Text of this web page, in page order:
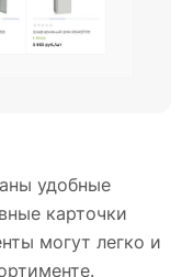
удобные
карточки
могут легко и